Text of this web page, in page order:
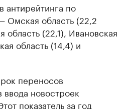
антирейтинга по
область (22,2
область (22,1), Ивановская
область (14,4) и
переносов
новостроек
показатель за год